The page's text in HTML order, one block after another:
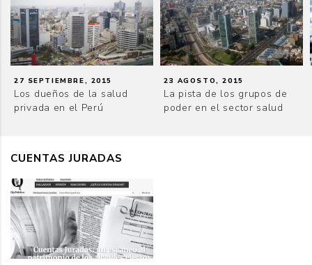
27 SEPTIEMBRE, 2015
Los dueños de la salud
privada en el Perú
23 AGOSTO, 2015
La pista de los grupos de
poder en el sector salud
CUENTAS JURADAS